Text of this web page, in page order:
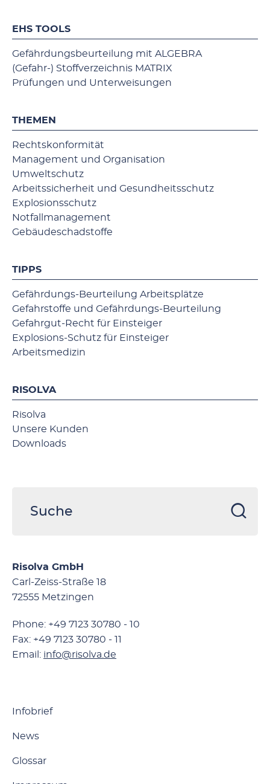
EHS TOOLS
Gefährdungsbeurteilung mit ALGEBRA
(Gefahr-) Stoffverzeichnis MATRIX
Prüfungen und Unterweisungen
THEMEN
Rechtskonformität
Management und Organisation
Umweltschutz
Arbeitssicherheit und Gesundheitsschutz
Explosionsschutz
Notfallmanagement
Gebäudeschadstoffe
TIPPS
Gefährdungs-Beurteilung Arbeitsplätze
Gefahrstoffe und Gefährdungs-Beurteilung
Gefahrgut-Recht für Einsteiger
Explosions-Schutz für Einsteiger
Arbeitsmedizin
RISOLVA
Risolva
Unsere Kunden
Downloads
Risolva GmbH
Carl-Zeiss-Straße 18
72555 Metzingen
Phone: +49 7123 30780 - 10
Fax: +49 7123 30780 - 11
Email: info@risolva.de
Infobrief
News
Glossar